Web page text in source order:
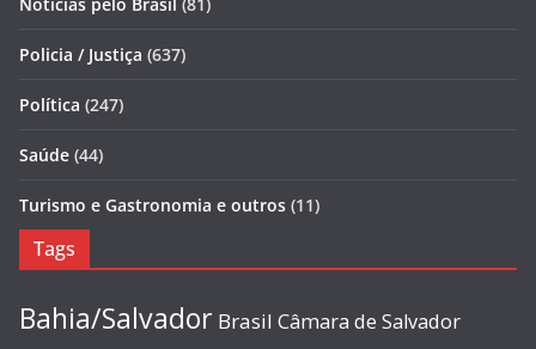
Policia / Justiça (637)
Política (247)
Saúde (44)
Turismo e Gastronomia e outros (11)
Tags
Bahia/Salvador Brasil Câmara de Salvador